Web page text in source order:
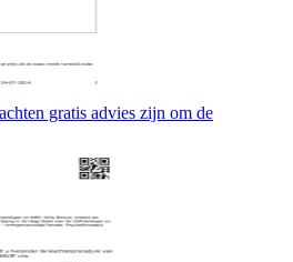
gratis advies zijn om de